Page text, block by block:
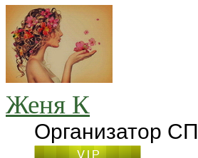
Женя К
Организатор СП